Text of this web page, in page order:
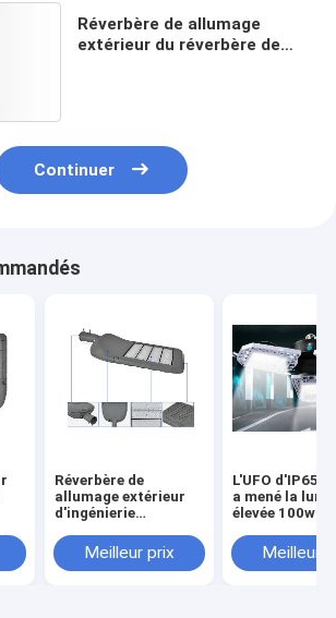
Réverbère de allumage
extérieur du réverbère de
Continuer
Réverbère de
allumage extérieur
d'ingénierie
de poteau du
réverbère de module
Meilleur prix
L'UFO d'IP65
a mené la
élevée 100w
360 degrés
Meilleur